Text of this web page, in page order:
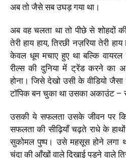
अब तो जैसे सब उघड़ गया था।
अब वह चलता था तो पीछे से शोहदों
तेरी हाय हाय, तिरछी नज़रिया तेरी
केवल धूम मचाए हुए था बल्कि वायरल
रील्स की दुनिया में ट्रेंड करने का
होना। जिसे देखो उसी के वीडियो
टॉपिक बन चुका था उसका अकाउंट –
उसकी ये सफलता उसके जीवन पर
सफलता की सीढ़ियाँ चढ़ते राधे के
सुकोमल पुष्प। उसे महसूस होने लगा
चंदा की आँखों वाले दिखाई पड़ने वाले